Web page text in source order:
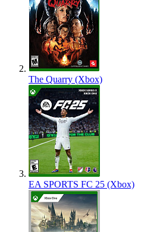
The Quarry (Xbox)
EA SPORTS FC 25 (Xbox)